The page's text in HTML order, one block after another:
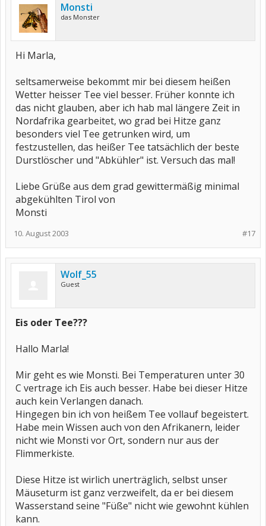
Monsti
das Monster
Hi Marla,
seltsamerweise bekommt mir bei diesem heißen
Wetter heisser Tee viel besser. Früher konnte ich
das nicht glauben, aber ich hab mal längere Zeit in
Nordafrika gearbeitet, wo grad bei Hitze ganz
besonders viel Tee getrunken wird, um
festzustellen, das heißer Tee tatsächlich der beste
Durstlöscher und "Abkühler" ist. Versuch das mal!
Liebe Grüße aus dem grad gewittermäßig minimal
abgekühlten Tirol von
Monsti
#17
10. August 2003
Wolf_55
Guest
Eis oder Tee???
Hallo Marla!
Mir geht es wie Monsti. Bei Temperaturen unter 30
C vertrage ich Eis auch besser. Habe bei dieser Hitze
auch kein Verlangen danach.
Hingegen bin ich von heißem Tee vollauf begeistert.
Habe mein Wissen auch von den Afrikanern, leider
nicht wie Monsti vor Ort, sondern nur aus der
Flimmerkiste.
Diese Hitze ist wirlich unerträglich, selbst unser
Mäuseturm ist ganz verzweifelt, da er bei diesem
Wasserstand seine "Füße" nicht wie gewohnt kühlen
kann.